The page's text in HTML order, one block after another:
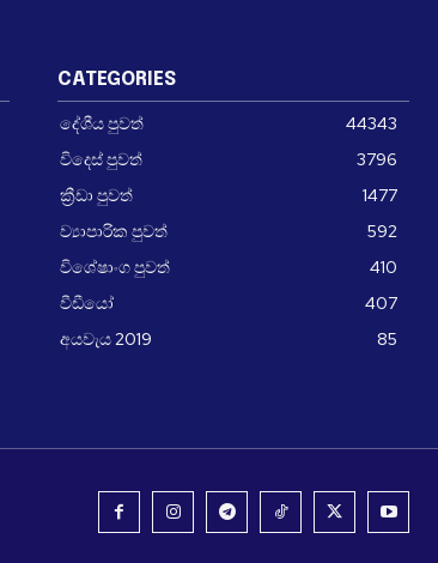
CATEGORIES
දේශීය පුවත්
44343
විදෙස් පුවත්
3796
ක්‍රීඩා පුවත්
1477
ව්‍යාපාරික පුවත්
592
විශේෂාංග පුවත්
410
වීඩීයෝ
407
අයවැය 2019
85